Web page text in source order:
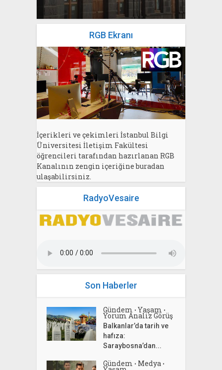
RGB Ekranı
İçerikleri ve çekimleri İstanbul Bilgi
Üniversitesi İletişim Fakültesi
öğrencileri tarafından hazırlanan RGB
Kanalının zengin içeriğine buradan
ulaşabilirsiniz.
RadyoVesaire
Son Haberler
Gündem • Yaşam •
Yorum Analiz Görüş
Balkanlar’da tarih ve
hafıza:
Saraybosna’dan...
Gündem • Medya •